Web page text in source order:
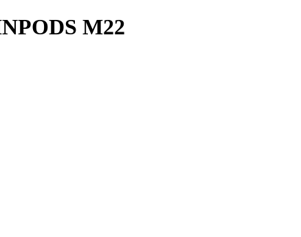
M22